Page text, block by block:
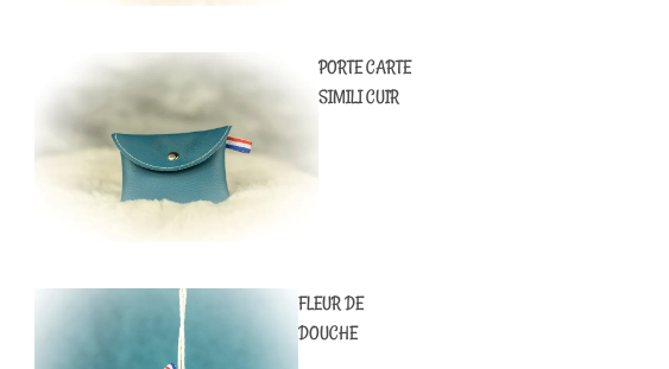
PORTE CARTE
SIMILI CUIR
FLEUR DE
DOUCHE